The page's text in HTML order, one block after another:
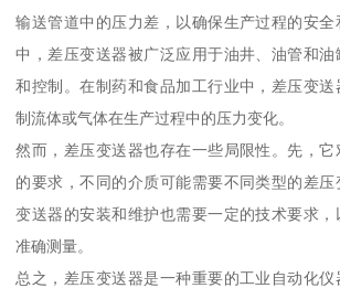
输送管道中的压力差，以确保生产过程的安
中，差压变送器被广泛应用于油井、油管和油
和控制。在制药和食品加工行业中，差压变
制流体或气体在生产过程中的压力变化。
然而，差压变送器也存在一些局限性。先，
的要求，不同的介质可能需要不同类型的差
变送器的安装和维护也需要一定的技术要求
准确测量。
总之，差压变送器是一种重要的工业自动化